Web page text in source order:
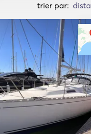
trier par: